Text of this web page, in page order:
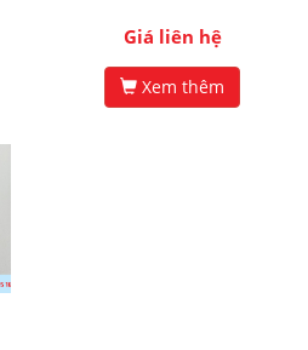
Giá liên hệ
Xem thêm